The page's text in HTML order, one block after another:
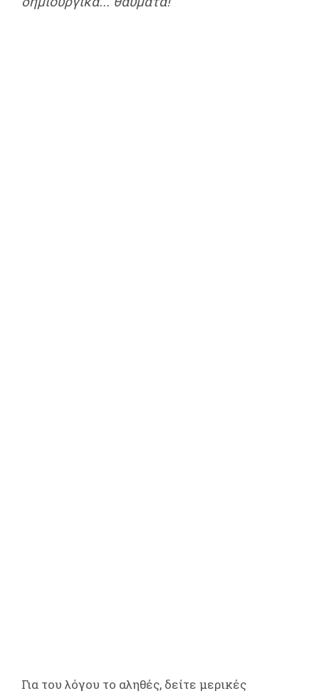
Για του λόγου το αληθές, δείτε μερικές